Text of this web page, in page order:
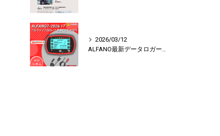
2026/03/12
ALFANO最新データロガー登場｜ALFANO7-2026＆LEGEND（6バージョン）